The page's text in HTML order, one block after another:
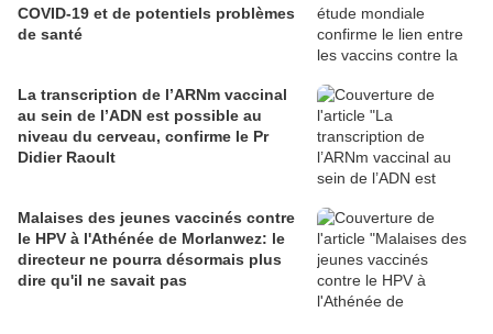
COVID-19 et de potentiels problèmes
de santé
La transcription de l’ARNm vaccinal
au sein de l’ADN est possible au
niveau du cerveau, confirme le Pr
Didier Raoult
Malaises des jeunes vaccinés contre
le HPV à l'Athénée de Morlanwez: le
directeur ne pourra désormais plus
dire qu'il ne savait pas